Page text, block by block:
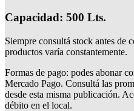
Capacidad: 500 Lts.
Siempre consultá stock antes de
productos varía constantemente.
Formas de pago: podes abonar
Mercado Pago. Consultá las
desde esta misma publicación.
débito en el local.